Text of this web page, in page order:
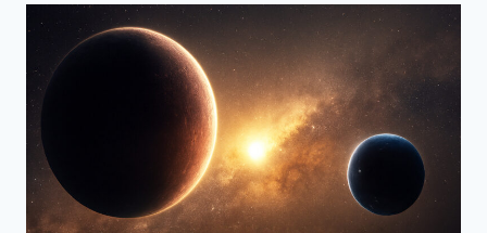
ALL
–
FORSCHER
IDENTIFIZIEREN
VIELVERSPRECHENDE
KANDIDATEN
FÜR
AUSSERIRDISCHES L
EBEN